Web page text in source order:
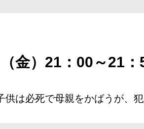
金）21：00～21：
は必死で母親をかばうが、